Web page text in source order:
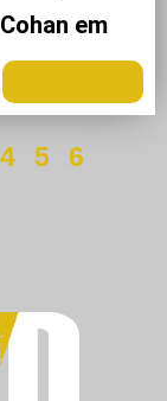
em
4 5
6